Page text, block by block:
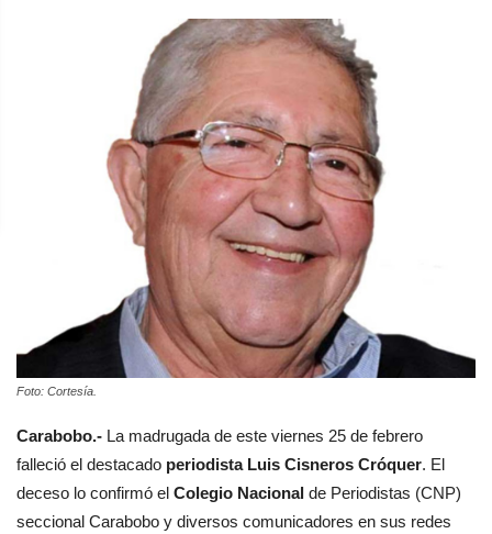
Foto: Cortesía.
Carabobo.- La madrugada de este viernes 25 de febrero
falleció el destacado periodista Luis Cisneros Cróquer. El
deceso lo confirmó el Colegio Nacional de Periodistas (CNP)
seccional Carabobo y diversos comunicadores en sus redes